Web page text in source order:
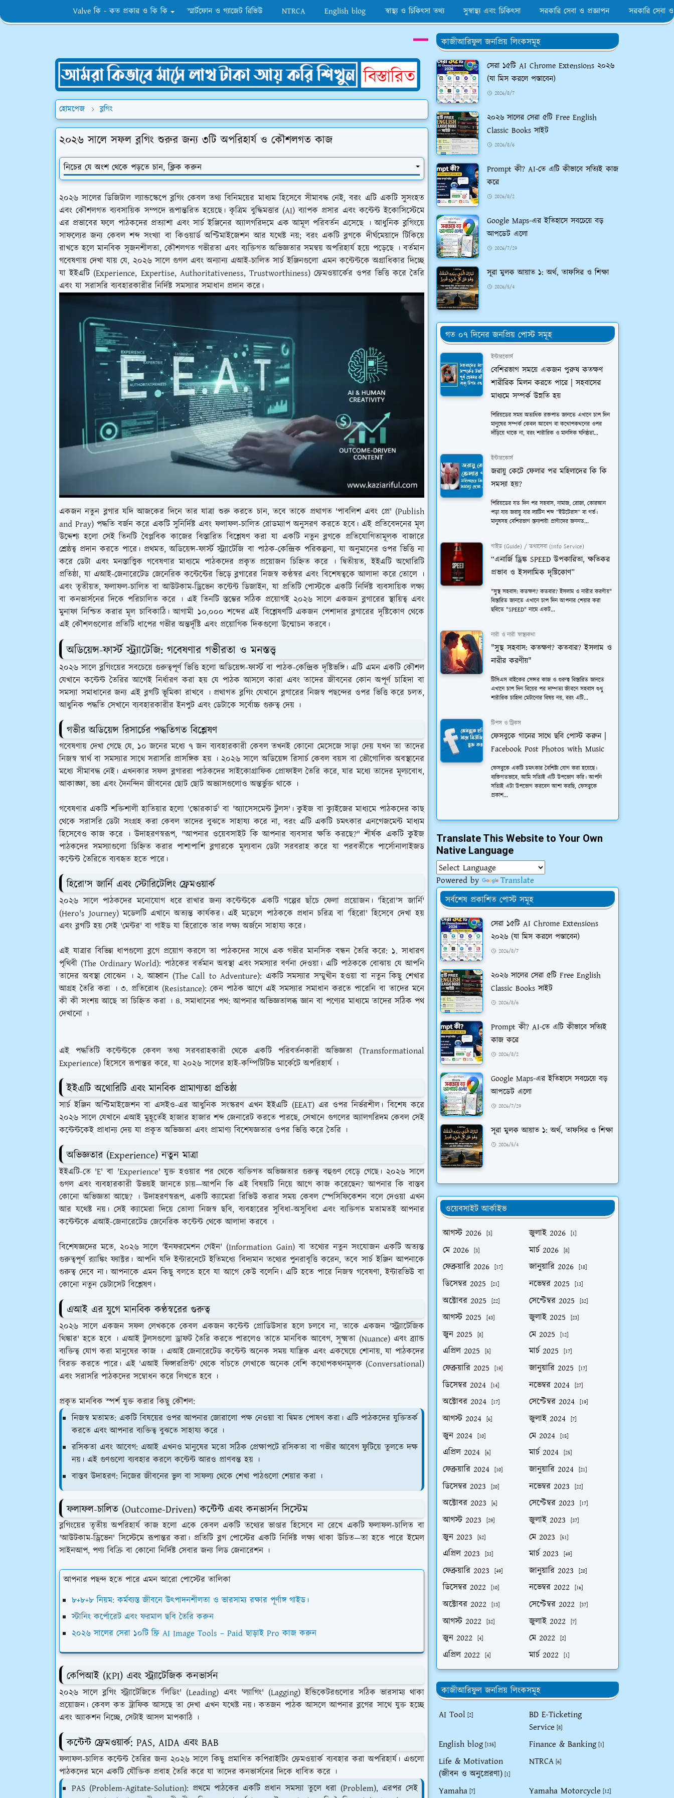
Valve কি - কত প্রকার ও কি কি স্মার্টফোন ও গ্যাজেট রিভিউ NTRCA English blog স্বাস্থ্য ও চিকিৎসা তথ্য সুস্বাস্থ্য এবং চিকিৎসা সরকারি সেবা ও প্রজ্ঞাপন সরকারি সেবা
হোমপেজ ব্লগিং
২০২৬ সালে সফল ব্লগিং শুরুর জন্য ৩টি অপরিহার্য ও কৌশলগত কাজ
নিচের যে অংশ থেকে পড়তে চান, ক্লিক করুন
২০২৬ সালের ডিজিটাল ল্যান্ডস্কেপে ব্লগিং কেবল তথ্য বিনিময়ের মাধ্যম হিসেবে সীমাবদ্ধ নেই, বরং এটি একটি সুসংহত
এবং কৌশলগত ব্যবসায়িক সম্পদে রূপান্তরিত হয়েছে। কৃত্রিম বুদ্ধিমত্তার (AI) ব্যাপক প্রসার এবং কন্টেন্ট ইকোসিস্টেমে
এর প্রভাবের ফলে পাঠকদের প্রত্যাশা এবং সার্চ ইঞ্জিনের অ্যালগরিদমে এক আমূল পরিবর্তন এসেছে । আধুনিক ব্লগিংয়ে
সাফল্যের জন্য কেবল শব্দ সংখ্যা বা কিওয়ার্ড অপ্টিমাইজেশন আর যথেষ্ট নয়; বরং একটি ব্লগকে দীর্ঘমেয়াদে টিকিয়ে
রাখতে হলে মানবিক সৃজনশীলতা, কৌশলগত গভীরতা এবং ব্যক্তিগত অভিজ্ঞতার সমন্বয় অপরিহার্য হয়ে পড়েছে । বর্তমান
গবেষণায় দেখা যায় যে, ২০২৬ সালে গুগল এবং অন্যান্য এআই-চালিত সার্চ ইঞ্জিনগুলো এমন কন্টেন্টকে অগ্রাধিকার দিচ্ছে
যা ইইএটি (Experience, Expertise, Authoritativeness, Trustworthiness) ফ্রেমওয়ার্কের ওপর ভিত্তি করে তৈরি
এবং যা সরাসরি ব্যবহারকারীর নির্দিষ্ট সমস্যার সমাধান প্রদান করে।
একজন নতুন ব্লগার যদি আজকের দিনে তার যাত্রা শুরু করতে চান, তবে তাকে প্রথাগত 'পাবলিশ এবং প্রে' (Publish
and Pray) পদ্ধতি বর্জন করে একটি সুনির্দিষ্ট এবং ফলাফল-চালিত রোডম্যাপ অনুসরণ করতে হবে। এই প্রতিবেদনের মূল
উদ্দেশ্য হলো সেই তিনটি বৈপ্লবিক কাজের বিস্তারিত বিশ্লেষণ করা যা একটি নতুন ব্লগকে প্রতিযোগিতামূলক বাজারে
শ্রেষ্ঠত্ব প্রদান করতে পারে। প্রথমত, অডিয়েন্স-ফার্স্ট স্ট্র্যাটেজি বা পাঠক-কেন্দ্রিক পরিকল্পনা, যা অনুমানের ওপর ভিত্তি না
করে ডেটা এবং মনস্তাত্ত্বিক গবেষণার মাধ্যমে পাঠকদের প্রকৃত প্রয়োজন চিহ্নিত করে । দ্বিতীয়ত, ইইএটি অথোরিটি
প্রতিষ্ঠা, যা এআই-জেনারেটেড জেনেরিক কন্টেন্টের ভিড়ে ব্লগারের নিজস্ব কণ্ঠস্বর এবং বিশেষত্বকে আলাদা করে তোলে ।
এবং তৃতীয়ত, ফলাফল-চালিত বা আউটকাম-ড্রিভেন কন্টেন্ট ডিজাইন, যা প্রতিটি পোস্টকে একটি নির্দিষ্ট ব্যবসায়িক লক্ষ্য
বা কনভার্সনের দিকে পরিচালিত করে । এই তিনটি স্তম্ভের সঠিক প্রয়োগই ২০২৬ সালে একজন ব্লগারের স্থায়িত্ব এবং
মুনাফা নিশ্চিত করার মূল চাবিকাঠি। আগামী ১০,০০০ শব্দের এই বিশ্লেষণটি একজন পেশাদার ব্লগারের দৃষ্টিকোণ থেকে
এই কৌশলগুলোর প্রতিটি ধাপের গভীর অন্তর্দৃষ্টি এবং প্রয়োগিক দিকগুলো উন্মোচন করবে।
অডিয়েন্স-ফার্স্ট স্ট্র্যাটেজি: গবেষণার গভীরতা ও মনস্তত্ত্ব
২০২৬ সালে ব্লগিংয়ের সবচেয়ে গুরুত্বপূর্ণ ভিত্তি হলো অডিয়েন্স-ফার্স্ট বা পাঠক-কেন্দ্রিক দৃষ্টিভঙ্গি। এটি এমন একটি কৌশল
যেখানে কন্টেন্ট তৈরির আগেই নির্ধারণ করা হয় যে পাঠক আসলে কারা এবং তাদের জীবনের কোন অপূর্ণ চাহিদা বা
সমস্যা সমাধানের জন্য এই ব্লগটি ভূমিকা রাখবে । প্রথাগত ব্লগিং যেখানে ব্লগারের নিজস্ব পছন্দের ওপর ভিত্তি করে চলত,
আধুনিক পদ্ধতি সেখানে ব্যবহারকারীর ইনপুট এবং ডেটাকে সর্বোচ্চ গুরুত্ব দেয় ।
গভীর অডিয়েন্স রিসার্চের পদ্ধতিগত বিশ্লেষণ
গবেষণায় দেখা গেছে যে, ১০ জনের মধ্যে ৭ জন ব্যবহারকারী কেবল তখনই কোনো মেসেজে সাড়া দেয় যখন তা তাদের
নিজস্ব স্বার্থ বা সমস্যার সাথে সরাসরি প্রাসঙ্গিক হয় । ২০২৬ সালে অডিয়েন্স রিসার্চ কেবল বয়স বা ভৌগোলিক অবস্থানের
মধ্যে সীমাবদ্ধ নেই। এখনকার সফল ব্লগাররা পাঠকদের সাইকোগ্রাফিক প্রোফাইল তৈরি করে, যার মধ্যে তাদের মূল্যবোধ,
আকাঙ্ক্ষা, ভয় এবং দৈনন্দিন জীবনের ছোট ছোট অভ্যাসগুলোও অন্তর্ভুক্ত থাকে ।
গবেষণার একটি শক্তিশালী হাতিয়ার হলো 'স্কোরকার্ড' বা 'অ্যাসেসমেন্ট টুলস'। কুইজ বা ক্যুইজের মাধ্যমে পাঠকদের কাছ
থেকে সরাসরি ডেটা সংগ্রহ করা কেবল তাদের বুঝতে সাহায্য করে না, বরং এটি একটি চমৎকার এনগেজমেন্ট মাধ্যম
হিসেবেও কাজ করে । উদাহরণস্বরূপ, "আপনার ওয়েবসাইট কি আপনার ব্যবসার ক্ষতি করছে?" শীর্ষক একটি কুইজ
পাঠকদের সমস্যাগুলো চিহ্নিত করার পাশাপাশি ব্লগারকে মূল্যবান ডেটা সরবরাহ করে যা পরবর্তীতে পার্সোনালাইজড
কন্টেন্ট তৈরিতে ব্যবহৃত হতে পারে।
হিরো'স জার্নি এবং স্টোরিটেলিং ফ্রেমওয়ার্ক
২০২৬ সালে পাঠকদের মনোযোগ ধরে রাখার জন্য কন্টেন্টকে একটি গল্পের ছাঁচে ফেলা প্রয়োজন। 'হিরো'স জার্নি'
(Hero's Journey) মডেলটি এখানে অত্যন্ত কার্যকর। এই মডেলে পাঠককে প্রধান চরিত্র বা 'হিরো' হিসেবে দেখা হয়
এবং ব্লগটি হয় সেই 'মেন্টর' বা গাইড যা হিরোকে তার লক্ষ্য অর্জনে সাহায্য করে।
এই যাত্রার বিভিন্ন ধাপগুলো ব্লগে প্রয়োগ করলে তা পাঠকদের সাথে এক গভীর মানসিক বন্ধন তৈরি করে: ১. সাধারণ
পৃথিবী (The Ordinary World): পাঠকের বর্তমান অবস্থা এবং সমস্যার বর্ণনা দেওয়া। এটি পাঠককে বোঝায় যে আপনি
তাদের অবস্থা বোঝেন । ২. আহ্বান (The Call to Adventure): একটি সমস্যার সম্মুখীন হওয়া বা নতুন কিছু শেখার
আগ্রহ তৈরি করা । ৩. প্রতিরোধ (Resistance): কেন পাঠক আগে এই সমস্যার সমাধান করতে পারেনি বা তাদের মনে
কী কী সংশয় আছে তা চিহ্নিত করা । ৪. সমাধানের পথ: আপনার অভিজ্ঞতালব্ধ জ্ঞান বা পণ্যের মাধ্যমে তাদের সঠিক পথ
দেখানো ।
এই পদ্ধতিটি কন্টেন্টকে কেবল তথ্য সরবরাহকারী থেকে একটি পরিবর্তনকারী অভিজ্ঞতা (Transformational
Experience) হিসেবে রূপান্তর করে, যা ২০২৬ সালের হাই-কম্পিটিটিভ মার্কেটে অপরিহার্য ।
ইইএটি অথোরিটি এবং মানবিক প্রামাণ্যতা প্রতিষ্ঠা
সার্চ ইঞ্জিন অপ্টিমাইজেশন বা এসইও-এর আধুনিক সংস্করণ এখন ইইএটি (EEAT) এর ওপর নির্ভরশীল। বিশেষ করে
২০২৬ সালে যেখানে এআই মুহূর্তেই হাজার হাজার শব্দ জেনারেট করতে পারছে, সেখানে গুগলের অ্যালগরিদম কেবল সেই
কন্টেন্টকেই প্রাধান্য দেয় যা প্রকৃত অভিজ্ঞতা এবং প্রামাণ্য বিশেষজ্ঞতার ওপর ভিত্তি করে তৈরি ।
অভিজ্ঞতার (Experience) নতুন মাত্রা
ইইএটি-তে 'E' বা 'Experience' যুক্ত হওয়ার পর থেকে ব্যক্তিগত অভিজ্ঞতার গুরুত্ব বহুগুণ বেড়ে গেছে। ২০২৬ সালে
গুগল এবং ব্যবহারকারী উভয়ই জানতে চায়—আপনি কি এই বিষয়টি নিয়ে আগে কাজ করেছেন? আপনার কি বাস্তব
কোনো অভিজ্ঞতা আছে? । উদাহরণস্বরূপ, একটি ক্যামেরা রিভিউ করার সময় কেবল স্পেসিফিকেশন বলে দেওয়া এখন
আর যথেষ্ট নয়। সেই ক্যামেরা দিয়ে তোলা নিজস্ব ছবি, ব্যবহারের সুবিধা-অসুবিধা এবং ব্যক্তিগত মতামতই আপনার
কন্টেন্টকে এআই-জেনারেটেড জেনেরিক কন্টেন্ট থেকে আলাদা করবে ।
বিশেষজ্ঞদের মতে, ২০২৬ সালে 'ইনফরমেশন গেইন' (Information Gain) বা তথ্যের নতুন সংযোজন একটি অত্যন্ত
গুরুত্বপূর্ণ র‍্যাঙ্কিং ফ্যাক্টর। আপনি যদি ইন্টারনেটে ইতিমধ্যে বিদ্যমান তথ্যের পুনরাবৃত্তি করেন, তবে সার্চ ইঞ্জিন আপনাকে
গুরুত্ব দেবে না। আপনাকে এমন কিছু বলতে হবে যা আগে কেউ বলেনি। এটি হতে পারে নিজস্ব গবেষণা, ইন্টারভিউ বা
কোনো নতুন ডেটাসেট বিশ্লেষণ।
এআই এর যুগে মানবিক কণ্ঠস্বরের গুরুত্ব
২০২৬ সালে একজন সফল লেখককে কেবল একজন কন্টেন্ট প্রোডিউসার হলে চলবে না, তাকে একজন 'স্ট্র্যাটেজিক
থিঙ্কার' হতে হবে । এআই টুলসগুলো ড্রাফট তৈরি করতে পারলেও তাতে মানবিক আবেগ, সূক্ষ্মতা (Nuance) এবং ব্র্যান্ড
ব্যক্তিত্ব যোগ করা মানুষের কাজ । এআই জেনারেটেড কন্টেন্ট অনেক সময় যান্ত্রিক এবং একঘেয়ে শোনায়, যা পাঠকদের
বিরক্ত করতে পারে। এই 'এআই ফিঙ্গারপ্রিন্ট' থেকে বাঁচতে লেখাকে অনেক বেশি কথোপকথনমূলক (Conversational)
এবং সরাসরি পাঠকদের সম্বোধন করে লিখতে হবে ।
প্রকৃত মানবিক স্পর্শ যুক্ত করার কিছু কৌশল:
নিজস্ব মতামত: একটি বিষয়ের ওপর আপনার জোরালো পক্ষ নেওয়া বা দ্বিমত পোষণ করা। এটি পাঠকদের যুক্তিতর্ক
করতে এবং আপনার ব্যক্তিত্ব বুঝতে সাহায্য করে ।
রসিকতা এবং আবেগ: এআই এখনও মানুষের মতো সঠিক প্রেক্ষাপটে রসিকতা বা গভীর আবেগ ফুটিয়ে তুলতে দক্ষ
নয়। এই গুণগুলো ব্যবহার করলে কন্টেন্ট আরও প্রাণবন্ত হয় ।
বাস্তব উদাহরণ: নিজের জীবনের ভুল বা সাফল্য থেকে শেখা পাঠগুলো শেয়ার করা ।
ফলাফল-চালিত (Outcome-Driven) কন্টেন্ট এবং কনভার্সন সিস্টেম
ব্লগিংয়ের তৃতীয় অপরিহার্য কাজ হলো একে কেবল একটি তথ্যের ভাণ্ডার হিসেবে না রেখে একটি ফলাফল-চালিত বা
'আউটকাম-ড্রিভেন' সিস্টেমে রূপান্তর করা। প্রতিটি ব্লগ পোস্টের একটি নির্দিষ্ট লক্ষ্য থাকা উচিত—তা হতে পারে ইমেল
সাইনআপ, পণ্য বিক্রি বা কোনো নির্দিষ্ট সেবার জন্য লিড জেনারেশন ।
আপনার পছন্দ হতে পারে এমন আরো পোস্টের তালিকা
৮+৮+৮ নিয়ম: কর্মব্যস্ত জীবনে উৎপাদনশীলতা ও ভারসাম্য রক্ষার পূর্ণাঙ্গ গাইড।
স্টানিং কর্পোরেট এবং ফরমাল ছবি তৈরি করুন
২০২৬ সালের সেরা ১০টি ফ্রি AI Image Tools – Paid ছাড়াই Pro কাজ করুন
কেপিআই (KPI) এবং স্ট্র্যাটেজিক কনভার্সন
২০২৬ সালে ব্লগিং স্ট্র্যাটেজিতে 'লিডিং' (Leading) এবং 'ল্যাগিং' (Lagging) ইন্ডিকেটরগুলোর সঠিক ভারসাম্য থাকা
প্রয়োজন। কেবল কত ট্রাফিক আসছে তা দেখা এখন যথেষ্ট নয়। কতজন পাঠক আসলে আপনার ব্লগের সাথে যুক্ত হচ্ছে
এবং অ্যাকশন নিচ্ছে, সেটাই আসল মাপকাঠি ।
কন্টেন্ট ফ্রেমওয়ার্ক: PAS, AIDA এবং BAB
ফলাফল-চালিত কন্টেন্ট তৈরির জন্য ২০২৬ সালে কিছু প্রমাণিত কপিরাইটিং ফ্রেমওয়ার্ক ব্যবহার করা অপরিহার্য। এগুলো
পাঠকদের মনে একটি যৌক্তিক প্রবাহ তৈরি করে যা তাদের কনভার্সনের দিকে ধাবিত করে ।
PAS (Problem-Agitate-Solution): প্রথমে পাঠকের একটি প্রধান সমস্যা তুলে ধরা (Problem), এরপর সেই
কাজীআরিফুল জনপ্রিয় লিংকসমূহ
সেরা ১৫টি AI Chrome Extensions ২০২৬
(যা মিস করলে পস্তাবেন)
2026/8/7
২০২৬ সালের সেরা ৫টি Free English
Classic Books সাইট
2026/8/6
Prompt কী? AI-তে এটি কীভাবে সত্যিই কাজ
করে
2026/8/2
Google Maps-এর ইতিহাসে সবচেয়ে বড়
আপডেট এলো
2026/7/29
সূরা মুলক আয়াত ১: অর্থ, তাফসির ও শিক্ষা
2026/5/4
গত ০৭ দিনের জনপ্রিয় পোস্ট সমূহ
ইন্টারকোর্স
বেশিরভাগ সময়ে একজন পুরুষ কতক্ষণ
শারীরিক মিলন করতে পারে | সহবাসের
মাধ্যমে সম্পর্ক উন্নতি হয়
পিরিয়ডের সময় অত্যধিক রক্তপাত জানতে এখানে চাপ দিন
মানুষের সম্পর্ক কেবল আবেগ বা কথোপকথনের ওপর
দাঁড়িয়ে থাকে না, বরং শারীরিক ও মানসিক ঘনিষ্ঠতা...
ইন্টারকোর্স
জরায়ু কেটে ফেলার পর মহিলাদের কি কি
সমস্যা হয়?
পিরিয়ডের যত দিন পর সহবাস, নামাজ, রোজা, কোরআন
পড়া যায় জরায়ু যার ল্যাটিন শব্দ “ইউটেরাস” বা গর্ভ।
মানুষসহ বেশিরভাগ স্তন্যপায়ী প্রাণীদের জননত...
গাইড (Guide) / তথ্যসেবা (Info Service)
“এনার্জি ড্রিঙ্ক SPEED উপকারিতা, ক্ষতিকর
প্রভাব ও ইসলামিক দৃষ্টিকোণ”
"সুস্থ সহবাস: কতক্ষণ? কতবার? ইসলাম ও নারীর করণীয়"
বিস্তারিত জানতে এখানে চাপ দিন আপনার শেয়ার করা
ছবিতে "SPEED" নামে একট...
নারী ও নারী স্বাস্থ্যকথা
"সুস্থ সহবাস: কতক্ষণ? কতবার? ইসলাম ও
নারীর করণীয়"
টিসিএস বাইকের সেন্সর কাজ ও গুরুত্ব বিস্তারিত জানতে
এখানে চাপ দিন বিয়ের পর দাম্পত্য জীবনে সহবাস শুধু
শারীরিক চাহিদা মেটানোর বিষয় নয়, বরং এটি...
টিপস ও ট্রিকস
ফেসবুকে গানের সাথে ছবি পোস্ট করুন |
Facebook Post Photos with Music
ফেসবুকে একটি চমত্কার বৈশিষ্ট্য যোগ করা হয়েছে।
ব্যক্তিগতভাবে, আমি সত্যিই এটি উপভোগ করি। আপনি
সত্যিই এটা উপভোগ করবেন আশা করছি, ফেসবুকে
প্রকাশ...
Translate This Website to Your Own
Native Language
Powered by
Translate
সর্বশেষ প্রকাশিত পোস্ট সমূহ
সেরা ১৫টি AI Chrome Extensions
২০২৬ (যা মিস করলে পস্তাবেন)
2026/8/7
২০২৬ সালের সেরা ৫টি Free English
Classic Books সাইট
2026/8/6
Prompt কী? AI-তে এটি কীভাবে সত্যিই
কাজ করে
2026/8/2
Google Maps-এর ইতিহাসে সবচেয়ে বড়
আপডেট এলো
2026/7/29
সূরা মুলক আয়াত ১: অর্থ, তাফসির ও শিক্ষা
2026/5/4
ওয়েবসাইট আর্কাইভ
আগস্ট 2026
[3] জুলাই 2026 [1]
মে 2026 [3] মার্চ 2026 [8]
ফেব্রুয়ারি 2026 [17] জানুয়ারি 2026 [18]
ডিসেম্বর 2025 [21] নভেম্বর 2025 [13]
অক্টোবর 2025 [22] সেপ্টেম্বর 2025 [32]
আগস্ট 2025 [43] জুলাই 2025 [23]
জুন 2025 [8] মে 2025 [12]
এপ্রিল 2025 [5] মার্চ 2025 [17]
ফেব্রুয়ারি 2025 [19] জানুয়ারি 2025 [17]
ডিসেম্বর 2024 [14] নভেম্বর 2024 [27]
অক্টোবর 2024 [17] সেপ্টেম্বর 2024 [19]
আগস্ট 2024 [6] জুলাই 2024 [7]
জুন 2024 [10] মে 2024 [15]
এপ্রিল 2024 [6] মার্চ 2024 [25]
ফেব্রুয়ারি 2024 [10] জানুয়ারি 2024 [21]
ডিসেম্বর 2023 [20] নভেম্বর 2023 [22]
অক্টোবর 2023 [6] সেপ্টেম্বর 2023 [17]
আগস্ট 2023 [29] জুলাই 2023 [37]
জুন 2023 [52] মে 2023 [51]
এপ্রিল 2023 [33] মার্চ 2023 [49]
ফেব্রুয়ারি 2023 [49] জানুয়ারি 2023 [20]
ডিসেম্বর 2022 [10] নভেম্বর 2022 [16]
অক্টোবর 2022 [13] সেপ্টেম্বর 2022 [37]
আগস্ট 2022 [32] জুলাই 2022 [7]
জুন 2022 [4] মে 2022 [2]
এপ্রিল 2022 [4] মার্চ 2022 [1]
কাজীআরিফুল জনপ্রিয় লিংকসমূহ
AI Tool [2]
BD E-Ticketing
Service [8]
English blog [135] Finance & Banking [1]
Life & Motivation
(জীবন ও অনুপ্রেরণা) [1]
NTRCA [6]
Yamaha [7] Yamaha Motorcycle [12]